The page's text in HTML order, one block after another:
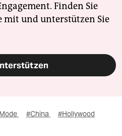
Finden Sie
mit und unterstützen Sie
#China #Hollywood